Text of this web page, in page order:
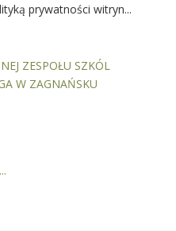
prywatności witryn...
ZESPOŁU SZKÓL
W ZAGNAŃSKU